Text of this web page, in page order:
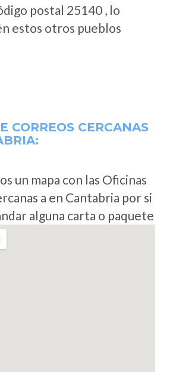
postal 25140 , lo
estos otros pueblos
CORREOS CERCANAS
un mapa con las Oficinas
a en Cantabria por si
alguna carta o paquete